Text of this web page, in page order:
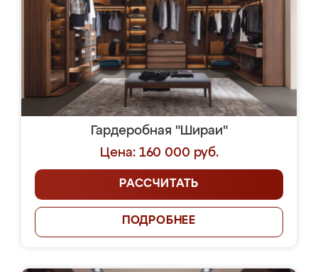
Гардеробная "Шираи"
Цена: 160 000 руб.
РАССЧИТАТЬ
ПОДРОБНЕЕ